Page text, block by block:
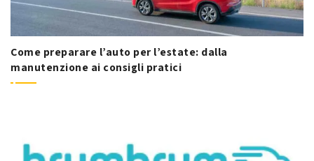
Come preparare l’auto per l’estate: dalla
manutenzione ai consigli pratici